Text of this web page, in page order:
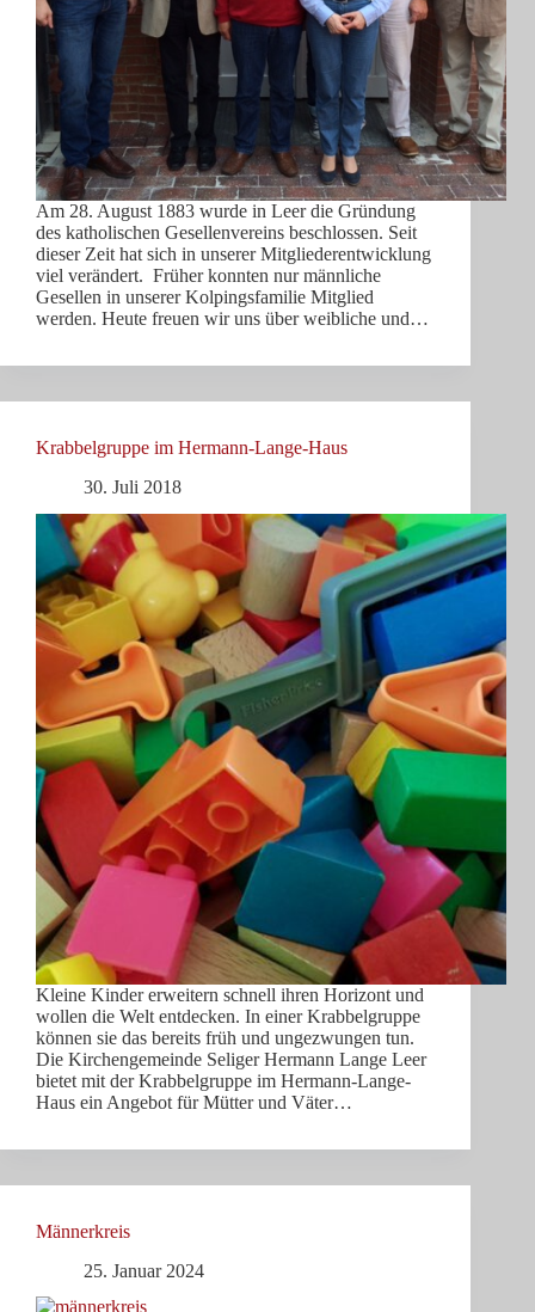
Am 28. August 1883 wurde in Leer die Gründung
des katholischen Gesellenvereins beschlossen. Seit
dieser Zeit hat sich in unserer Mitgliederentwicklung
viel verändert. Früher konnten nur männliche
Gesellen in unserer Kolpingsfamilie Mitglied
werden. Heute freuen wir uns über weibliche und…
Krabbelgruppe im Hermann-Lange-Haus
30. Juli 2018
Kleine Kinder erweitern schnell ihren Horizont und
wollen die Welt entdecken. In einer Krabbelgruppe
können sie das bereits früh und ungezwungen tun.
Die Kirchengemeinde Seliger Hermann Lange Leer
bietet mit der Krabbelgruppe im Hermann-Lange-
Haus ein Angebot für Mütter und Väter…
Männerkreis
25. Januar 2024